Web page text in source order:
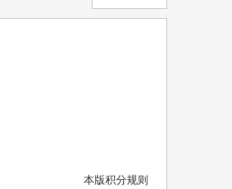
本版积分规则